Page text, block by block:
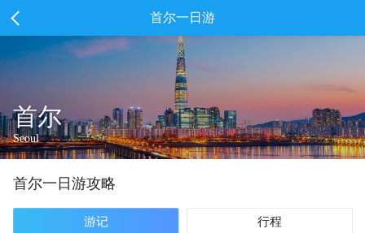
首尔一日游
首尔
Seoul
首尔一 日游攻略
游记 行程